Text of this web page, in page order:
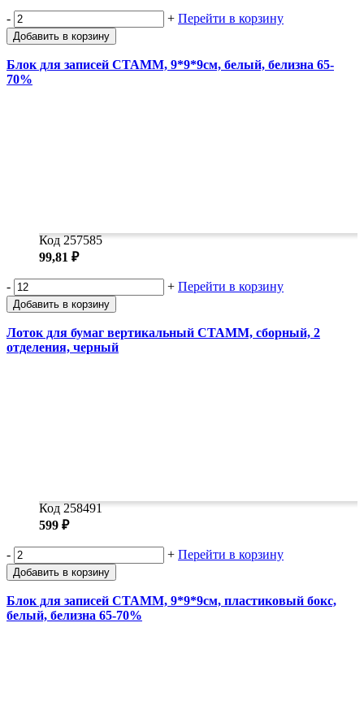
- + Перейти в корзину
Добавить в корзину
Блок для записей СТАММ, 9*9*9см, белый, белизна 65-
70%
Код 257585
99,81 ₽
- + Перейти в корзину
Добавить в корзину
Лоток для бумаг вертикальный СТАММ, сборный, 2
отделения, черный
Код 258491
599 ₽
- + Перейти в корзину
Добавить в корзину
Блок для записей СТАММ, 9*9*9см, пластиковый бокс,
белый, белизна 65-70%